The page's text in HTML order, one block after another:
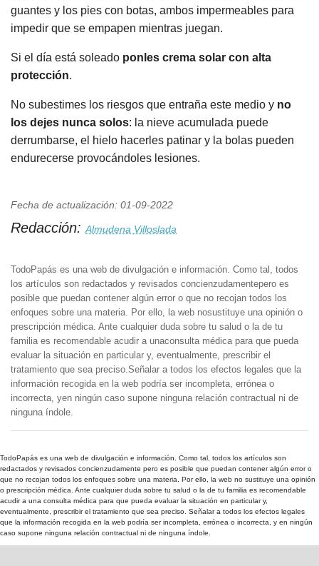
guantes y los pies con botas, ambos impermeables para
impedir que se empapen mientras juegan.
Si el día está soleado ponles crema solar con alta
protección.
No subestimes los riesgos que entraña este medio y no
los dejes nunca solos: la nieve acumulada puede
derrumbarse, el hielo hacerles patinar y la bolas pueden
endurecerse provocándoles lesiones.
Fecha de actualización: 01-09-2022
Redacción: Almudena Villoslada
TodoPapás es una web de divulgación e información. Como tal, todos
los artículos son redactados y revisados concienzudamentepero es
posible que puedan contener algún error o que no recojan todos los
enfoques sobre una materia. Por ello, la web nosustituye una opinión o
prescripción médica. Ante cualquier duda sobre tu salud o la de tu
familia es recomendable acudir a unaconsulta médica para que pueda
evaluar la situación en particular y, eventualmente, prescribir el
tratamiento que sea preciso.Señalar a todos los efectos legales que la
información recogida en la web podría ser incompleta, errónea o
incorrecta, yen ningún caso supone ninguna relación contractual ni de
ninguna índole.
TodoPapás es una web de divulgación e información. Como tal, todos los artículos son
redactados y revisados concienzudamente pero es posible que puedan contener algún error o
que no recojan todos los enfoques sobre una materia. Por ello, la web no sustituye una opinión
o prescripción médica. Ante cualquier duda sobre tu salud o la de tu familia es recomendable
acudir a una consulta médica para que pueda evaluar la situación en particular y,
eventualmente, prescribir el tratamiento que sea preciso. Señalar a todos los efectos legales
que la información recogida en la web podría ser incompleta, errónea o incorrecta, y en ningún
caso supone ninguna relación contractual ni de ninguna índole.